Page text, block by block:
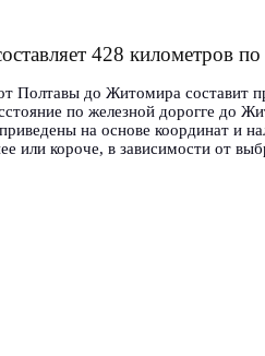
428 километров
Полтавы до Житомира
по железной дорогге до
на основе координат и
короче, в зависимости от